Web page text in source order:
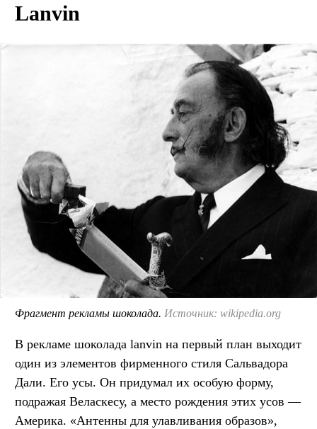
Lanvin
Фрагмент рекламы шоколада. Источник: wikipedia.org
В рекламе шоколада lanvin на первый план выходит
один из элементов фирменного стиля Сальвадора
Дали. Его усы. Он придумал их особую форму,
подражая Веласкесу, а место рождения этих усов —
Америка. «Антенны для улавливания образов»,